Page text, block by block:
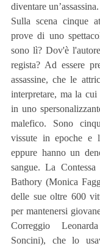
diventare un’assassina.
Sulla scena cinque
prove di uno
sono lì? Dov'è
regista? Ad essere
assassine, che le
interpretare, ma la
in uno
malefico. Sono
vissute in epoche e
eppure hanno un
sangue. La Contessa
Bathory (Monica
delle sue oltre 600
per mantenersi
Correggio
Soncini), che lo